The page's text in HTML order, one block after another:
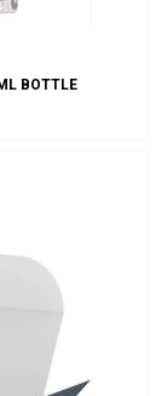
BOTTLE